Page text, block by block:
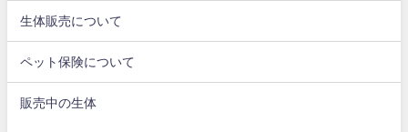
生体販売について
ペット保険について
販売中の生体